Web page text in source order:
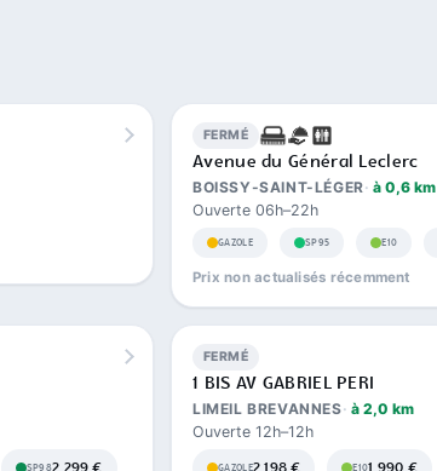
FERMÉ
Avenue du Général Leclerc
BOISSY-SAINT-LÉGER à 0,6 km
Ouverte 06h–22h
GAZOLE SP95 E10
Prix non actualisés récemment
SP98
FERMÉ
1 BIS AV GABRIEL PERI
LIMEIL BREVANNES à 2,0 km
Ouverte 12h–12h
GAZOLE E10